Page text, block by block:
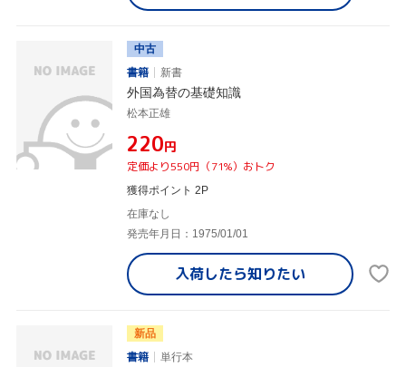
中古
書籍
新書
外国為替の基礎知識
松本正雄
¥220円
定価より550円（71%）おトク
獲得ポイント 2P
在庫なし
発売年月日：1975/01/01
入荷したら知りたい
新品
書籍
単行本